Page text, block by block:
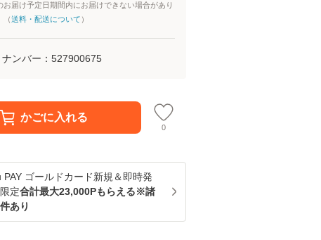
お届け予定日期間内にお届けできない場合があり
（送料・配送について ）
ンバー： 527900675
かごに入れる
0
PAY ゴールドカード新規＆即時発
定合計最大23,000Pもらえる※諸
あり